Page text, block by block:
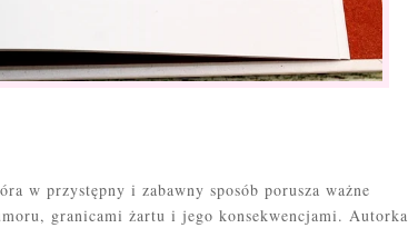
w przystępny i zabawny sposób porusza ważne
granicami żartu i jego konsekwencjami. Autorka